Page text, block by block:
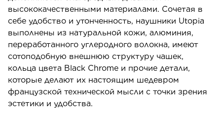
высококачественными материалами. Сочетая в
себе удобство и утонченность, наушники Utopia
выполнены из натуральной кожи, алюминия,
переработанного углеродного волокна, имеют
сотоподобную внешнюю структуру чашек,
кольца цвета Black Chrome и прочие детали,
которые делают их настоящим шедевром
французской технической мысли с точки зрения
эстетики и удобства.